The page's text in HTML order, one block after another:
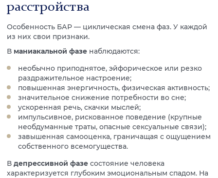
расстройства
Особенность БАР — циклическая смена фаз. У каждой
из них свои признаки.
В маниакальной фазе наблюдаются:
необычно приподнятое, эйфорическое или резко
раздражительное настроение;
повышенная энергичность, физическая активность;
значительное снижение потребности во сне;
ускоренная речь, скачки мыслей;
импульсивное, рискованное поведение (крупные
необдуманные траты, опасные сексуальные связи);
завышенная самооценка, граничащая с ощущением
собственного всемогущества.
В депрессивной фазе состояние человека
характеризуется глубоким эмоциональным спадом. На